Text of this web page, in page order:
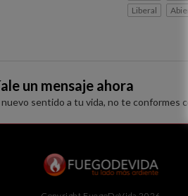
Liberal
un mensaje ahora
nuevo sentido a tu vida, no te conformes